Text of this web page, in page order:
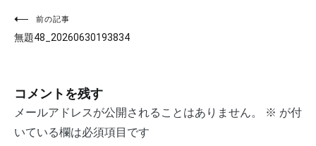
投
稿
ビ
ゲ
前の記事
無題48_20260630193834
コメントを残す
メールアドレスが公開されることはありません。 ※ が付
いている欄は必須項目です